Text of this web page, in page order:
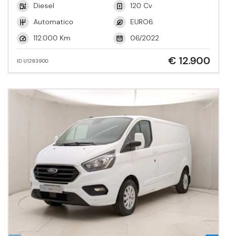
Diesel
120 Cv
Automatico
EURO6.
112.000 Km
06/2022
ID U1283900 € 12.900